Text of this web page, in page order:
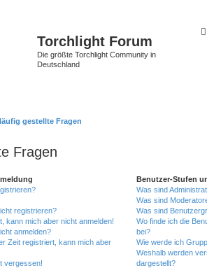
Torchlight Forum
Die größte Torchlight Community in
Deutschland
gestellte Fragen
Fragen
registrieren?
kann mich aber nicht anmelden!
anmelden?
Zeit registriert, kann mich aber
vergessen!
Benutzer-Stufen
Was sind
Was sind
Was sind
Wo finde ich die
bei?
Wie werde ich
Weshalb werden
dargestellt?